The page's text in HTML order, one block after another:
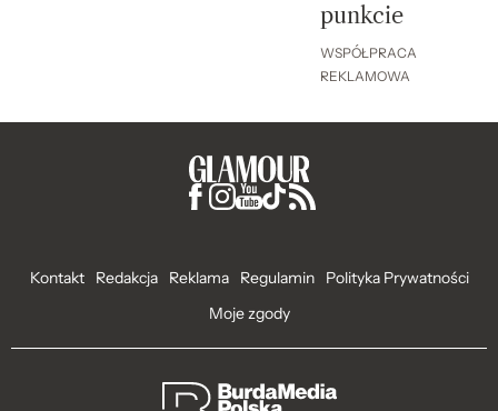
punkcie
WSPÓŁPRACA
REKLAMOWA
Kontakt Redakcja Reklama Regulamin
Polityka Prywatności
Moje zgody